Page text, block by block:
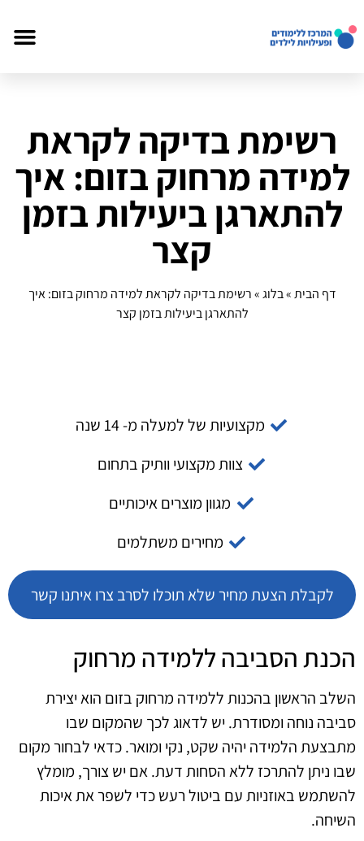
רשימת בדיקה לקראת
למידה מרחוק בזום: איך
להתארגן ביעילות בזמן
קצר
דף הבית»בלוג»רשימת בדיקה לקראת למידה מרחוק בזום: איך
להתארגן ביעילות בזמן קצר
מקצועיות של למעלה מ- 14 שנה
צוות מקצועי וותיק בתחום
מגוון מוצרים איכותיים
מחירים משתלמים
לקבלת הצעת מחיר שלא תוכלו לסרב צרו איתנו קשר
הכנת הסביבה ללמידה מרחוק
השלב הראשון בהכנות ללמידה מרחוק בזום הוא יצירת
סביבה נוחה ומסודרת. יש לדאוג לכך שהמקום שבו
מתבצעת הלמידה יהיה שקט, נקי ומואר. כדאי לבחור מקום
שבו ניתן להתרכז ללא הסחות דעת. אם יש צורך, מומלץ
להשתמש באוזניות עם ביטול רעש כדי לשפר את איכות
השיחה.